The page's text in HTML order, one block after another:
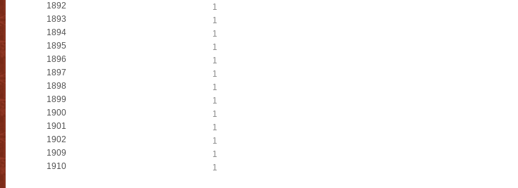
1892
1
1893
1
1894
1
1895
1
1896
1
1897
1
1898
1
1899
1
1900
1
1901
1
1902
1
1909
1
1910
1